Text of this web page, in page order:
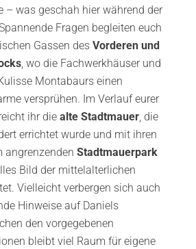
– was geschah hier während der
Fragen begleiten euch
Gassen des Vorderen und
, wo die Fachwerkhäuser und
Montabaurs einen
versprühen. Im Verlauf eurer
ihr die alte Stadtmauer, die
errichtet wurde und mit ihren
angrenzenden Stadtmauerpark
Bild der mittelalterlichen
Vielleicht verbergen sich auch
Hinweise auf Daniels
den vorgegebenen
bleibt viel Raum für eigene